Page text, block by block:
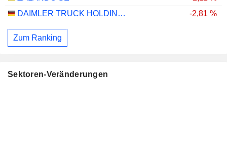
DAIMLER TRUCK HOLDING AG
-2,81 %
Zum Ranking
Sektoren-Veränderungen